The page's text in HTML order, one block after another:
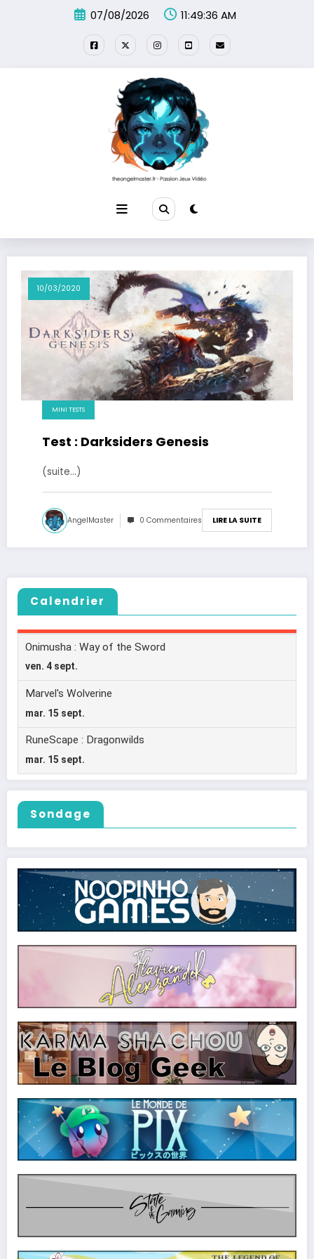
07/08/2026 11:49:36 AM
10/03/2020
MINI TESTS
Test : Darksiders Genesis
(suite…)
AngelMaster 0 Commentaires LIRE LA SUITE
Calendrier
Sondage